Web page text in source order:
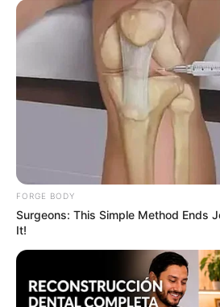
A Museum To Rihanna's Glory
Opened
BRAINBERRIES
FORGE BODY
Surgeons: This Simple Method Ends
It!